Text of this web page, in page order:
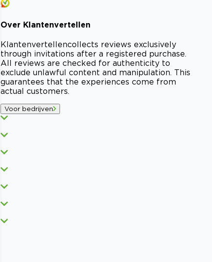
Over Klantenvertellen
Klantenvertellencollects reviews exclusively
through invitations after a registered purchase.
All reviews are checked for authenticity to
exclude unlawful content and manipulation. This
guarantees that the experiences come from
actual customers.
Voor bedrijven